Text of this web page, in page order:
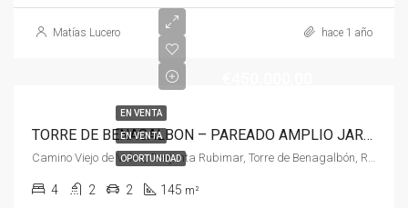
Matías Lucero hace 1 año
EN VENTA
EN VENTA
OPORTUNIDAD
TORRE DE BENAGALBON – PAREADO AMPLIO JARDIN
Camino Viejo de Velez, Conjunta Rubimar, Torre de Benagalbón, Rincón de la Victoria, La Axarquía, Málaga, Andalucía, 29738, España, España, Malaga
4 2 2 145 m²